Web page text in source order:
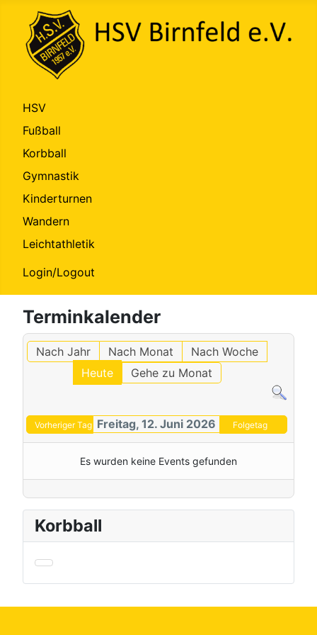
HSV
Fußball
Korbball
Gymnastik
Kinderturnen
Wandern
Leichtathletik
Login/Logout
Terminkalender
Nach Jahr Nach Monat
Nach Woche
Heute
Gehe zu Monat
Vorheriger Tag Freitag, 12. Juni 2026 Folgetag
Es wurden keine Events gefunden
Korbball